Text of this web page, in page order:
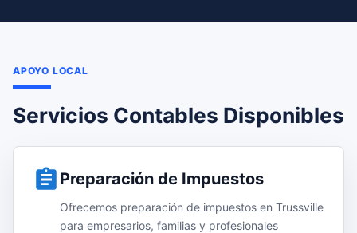
APOYO LOCAL
Servicios Contables Disponibles
Preparación de Impuestos
Ofrecemos preparación de impuestos en Trussville
para empresarios, familias y profesionales